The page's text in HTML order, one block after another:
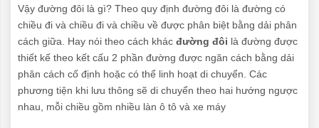
Vậy đường đôi là gì? Theo quy định đường đôi là đường có
chiều đi và chiều đi và chiều về được phân biệt bằng dải phân
cách giữa. Hay nói theo cách khác đường đôi là đường được
thiết kế theo kết cấu 2 phần đường được ngăn cách bằng dải
phân cách cố định hoặc có thể linh hoạt di chuyển. Các
phương tiện khi lưu thông sẽ di chuyển theo hai hướng ngược
nhau, mỗi chiều gồm nhiều làn ô tô và xe máy